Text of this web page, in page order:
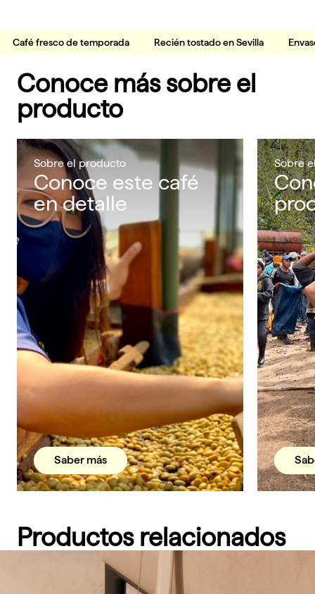
Café fresco de temporada Recién tostado en Sevilla
Conoce más sobre el
producto
Sobre el producto
Conoce este café
en detalle
Saber más
Sobre
Productos relacionados